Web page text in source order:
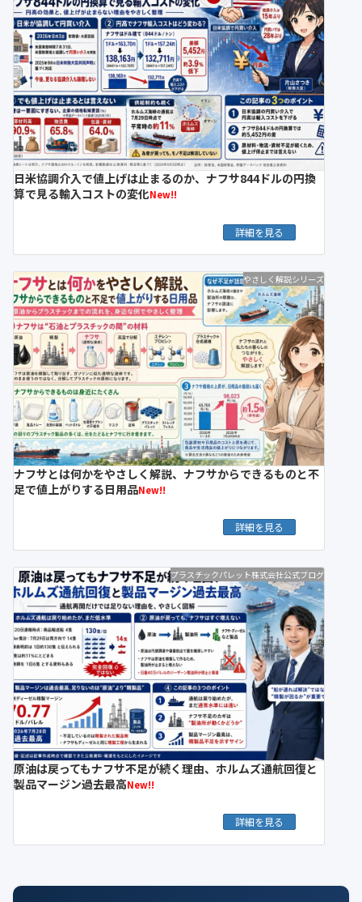
日米協調介入で値上げは止まるのか、ナフサ844ドルの円換
算で見る輸入コストの変化New!!
詳細を見る
やさしく解説シリーズ
ナフサとは何かをやさしく解説、ナフサからできるものと不
足で値上がりする日用品New!!
詳細を見る
プラスチックパレット株式会社公式ブログ
原油は戻ってもナフサ不足が続く理由、ホルムズ通航回復と
製品マージン過去最高New!!
詳細を見る